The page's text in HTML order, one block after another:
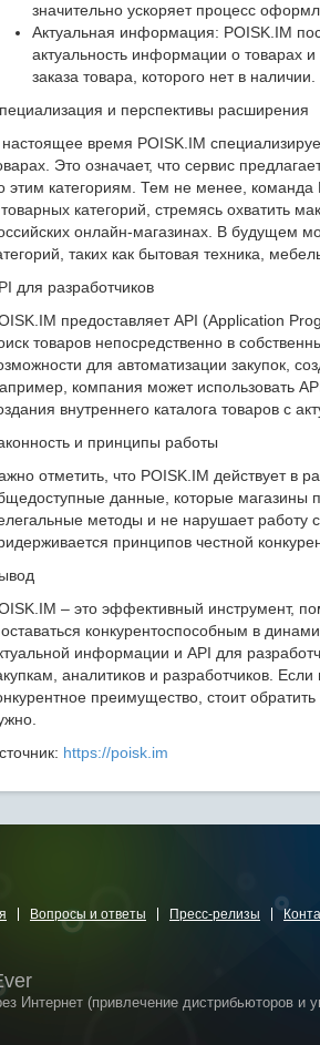
значительно ускоряет процесс
Актуальная информация: POISK.IM
актуальность информации о товарах
заказа товара, которого нет в наличии.
и перспективы расширения
время POISK.IM
Это означает, что сервис
этим категориям. Тем не менее,
категорий, стремясь охватить
онлайн-магазинах. В будущем
таких как бытовая техника,
для разработчиков
предоставляет API (Application
товаров непосредственно в
для автоматизации закупок,
компания может использовать
внутреннего каталога товаров с
и принципы работы
отметить, что POISK.IM действует в
данные, которые магазины
методы и не нарушает работу
принципов честной
– это эффективный инструмент,
конкурентоспособным в
информации и API для
аналитиков и разработчиков.
преимущество, стоит
https://poisk.im
Вопросы и ответы Пресс-релизы
Интернет (привлечение дистрибьюторов и